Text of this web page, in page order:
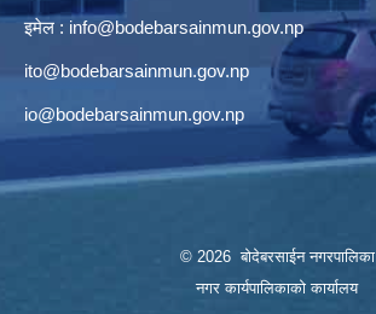
इमेल : info@bodebarsainmun.gov.np
ito@bodebarsainmun.gov.np
io@bodebarsainmun.gov.np
© 2026 बोदेबरसाईन नगरपालिका
नगर कार्यपालिकाको कार्यालय